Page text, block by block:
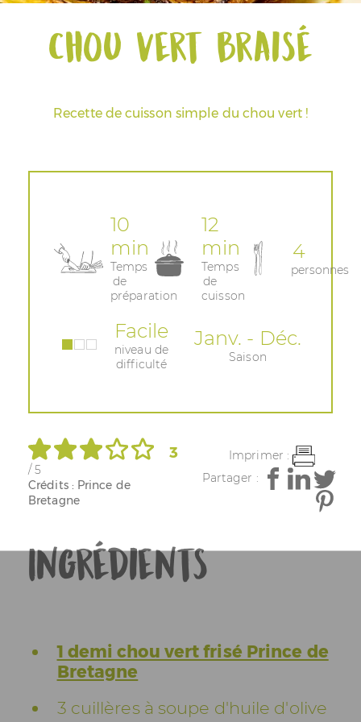
Espace Pros & Presse
Chou vert braisé
Recette de cuisson simple du chou vert !
10
min
Temps
de
préparation
12
min
Temps
de
cuisson
4
personnes
Facile
niveau de
difficulté
Janv. - Déc.
Saison
3
/ 5
Crédits : Prince de
Bretagne
Imprimer :
Partager :
Ingrédients
1 demi chou vert frisé Prince de
Bretagne
3 cuillères à soupe d'huile d'olive